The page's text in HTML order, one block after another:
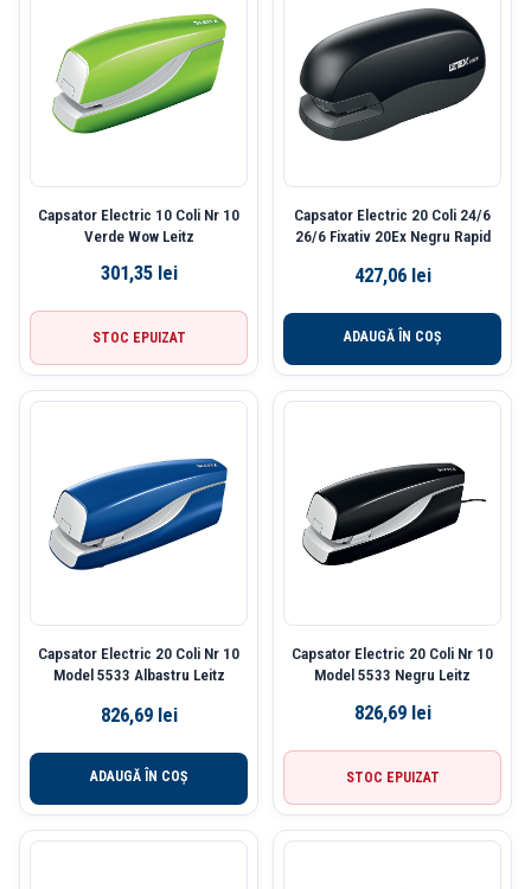
Capsator Electric 10 Coli Nr 10
Verde Wow Leitz
301,35 lei
STOC EPUIZAT
Capsator Electric 20 Coli 24/6
26/6 Fixativ 20Ex Negru Rapid
427,06 lei
ADAUGĂ ÎN COȘ
Capsator Electric 20 Coli Nr 10
Model 5533 Albastru Leitz
826,69 lei
ADAUGĂ ÎN COȘ
Capsator Electric 20 Coli Nr 10
Model 5533 Negru Leitz
826,69 lei
STOC EPUIZAT